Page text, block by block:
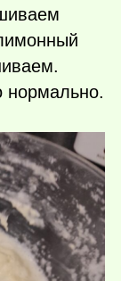
нормально.